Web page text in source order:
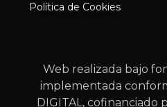
Política de Cookies
Web realizada bajo
implementada
DIGITAL, cofinanciado